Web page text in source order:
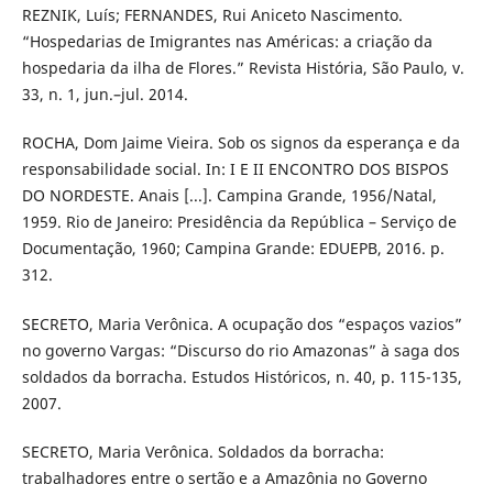
REZNIK, Luís; FERNANDES, Rui Aniceto Nascimento.
“Hospedarias de Imigrantes nas Américas: a criação da
hospedaria da ilha de Flores.” Revista História, São Paulo, v.
33, n. 1, jun.–jul. 2014.
ROCHA, Dom Jaime Vieira. Sob os signos da esperança e da
responsabilidade social. In: I E II ENCONTRO DOS BISPOS
DO NORDESTE. Anais [...]. Campina Grande, 1956/Natal,
1959. Rio de Janeiro: Presidência da República – Serviço de
Documentação, 1960; Campina Grande: EDUEPB, 2016. p.
312.
SECRETO, Maria Verônica. A ocupação dos “espaços vazios”
no governo Vargas: “Discurso do rio Amazonas” à saga dos
soldados da borracha. Estudos Históricos, n. 40, p. 115-135,
2007.
SECRETO, Maria Verônica. Soldados da borracha:
trabalhadores entre o sertão e a Amazônia no Governo